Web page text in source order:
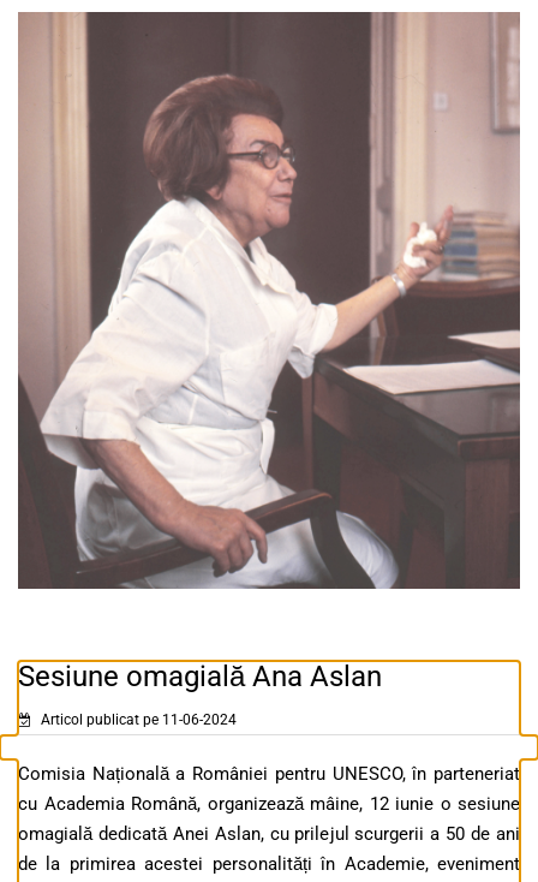
Sesiune omagială Ana Aslan
Articol publicat pe 11-06-2024
Comisia Națională a României pentru UNESCO, în parteneriat
cu Academia Română, organizează mâine, 12 iunie o sesiune
omagială dedicată Anei Aslan, cu prilejul scurgerii a 50 de ani
de la primirea acestei personalități în Academie, eveniment